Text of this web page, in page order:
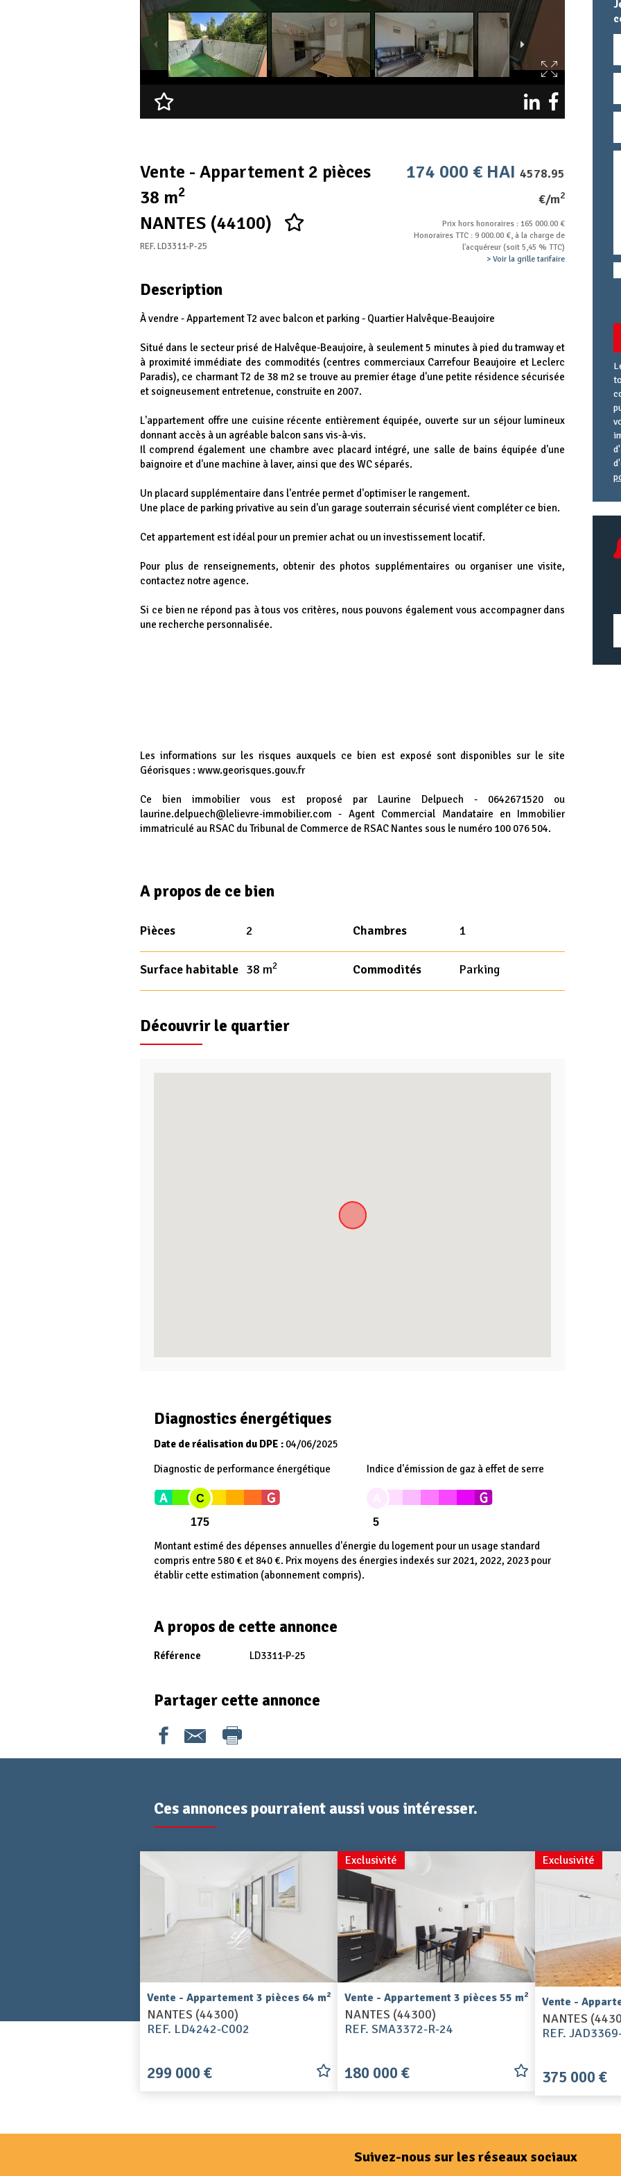
Vente - Appartement 2 pièces
38 m2
NANTES (44100)
REF. LD3311-P-25
174 000 € HAI4578.95
€/m2
Prix hors honoraires : 165 000.00 €
Honoraires TTC : 9 000.00 €, à la charge de
l'acquéreur (soit 5,45 % TTC)
> Voir la grille tarifaire
Description
À vendre - Appartement T2 avec balcon et parking - Quartier Halvêque-Beaujoire
Situé dans le secteur prisé de Halvêque-Beaujoire, à seulement 5 minutes à pied du tramway et
à proximité immédiate des commodités (centres commerciaux Carrefour Beaujoire et Leclerc
Paradis), ce charmant T2 de 38 m2 se trouve au premier étage d'une petite résidence sécurisée
et soigneusement entretenue, construite en 2007.
L'appartement offre une cuisine récente entièrement équipée, ouverte sur un séjour lumineux
donnant accès à un agréable balcon sans vis-à-vis.
Il comprend également une chambre avec placard intégré, une salle de bains équipée d'une
baignoire et d'une machine à laver, ainsi que des WC séparés.
Un placard supplémentaire dans l'entrée permet d'optimiser le rangement.
Une place de parking privative au sein d'un garage souterrain sécurisé vient compléter ce bien.
Cet appartement est idéal pour un premier achat ou un investissement locatif.
Pour plus de renseignements, obtenir des photos supplémentaires ou organiser une visite,
contactez notre agence.
Si ce bien ne répond pas à tous vos critères, nous pouvons également vous accompagner dans
une recherche personnalisée.
Les informations sur les risques auxquels ce bien est exposé sont disponibles sur le site
Géorisques : www.georisques.gouv.fr
Ce bien immobilier vous est proposé par Laurine Delpuech - 0642671520 ou
laurine.delpuech@lelievre-immobilier.com - Agent Commercial Mandataire en Immobilier
immatriculé au RSAC du Tribunal de Commerce de RSAC Nantes sous le numéro 100 076 504.
A propos de ce bien
Pièces 2 Chambres 1
Surface habitable 38 m2 Commodités Parking
Découvrir le quartier
Diagnostics énergétiques
Date de réalisation du DPE : 04/06/2025
Diagnostic de performance énergétique
C
175
Indice d'émission de gaz à effet de serre
5
Montant estimé des dépenses annuelles d'énergie du logement pour un usage standard
compris entre 580 € et 840 €. Prix moyens des énergies indexés sur 2021, 2022, 2023 pour
établir cette estimation (abonnement compris).
A propos de cette annonce
Référence LD3311-P-25
Partager cette annonce
Ces annonces pourraient aussi vous intéresser.
Vente - Appartement 3 pièces 64 m2
NANTES (44300)
REF. LD4242-C002
299 000 €
Exclusivité
Vente - Appartement 3 pièces 55 m2
NANTES (44300)
REF. SMA3372-R-24
180 000 €
Exclusivité
Vente -
NANTES
REF.
375 000 €
Suivez-nous sur les réseaux sociaux